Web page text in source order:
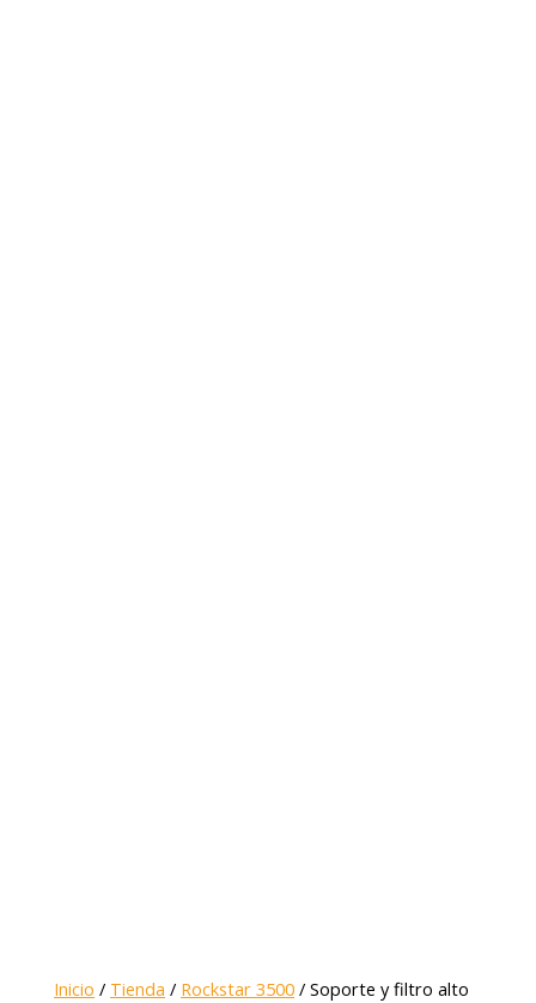
Inicio / Tienda / Rockstar 3500 / Soporte y filtro alto